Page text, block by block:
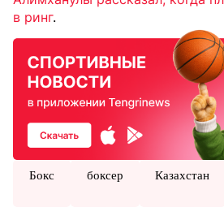
в ринг.
Бокс боксер Казахстан